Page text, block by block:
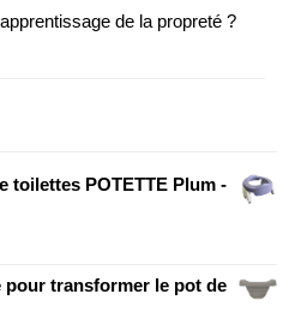
de la propreté ?
toilettes POTETTE Plum -
pour transformer le pot de